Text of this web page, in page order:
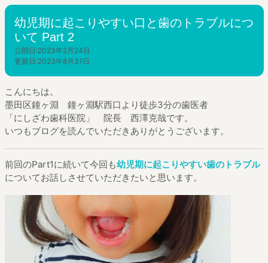
幼児期に起こりやすい口と歯のトラブルにつ
いて Part 2
公開日:2023年2月24日
更新日:2023年8月31日
こんにちは。
墨田区鐘ヶ淵 鐘ヶ淵駅西口より徒歩3分の歯医者
「にしざわ歯科医院」 院長 西澤克哉です。
いつもブログを読んでいただきありがとうございます。
前回のPart1に続いて今回も幼児期に起こりやすい歯のトラブル
についてお話しさせていただきたいと思います。